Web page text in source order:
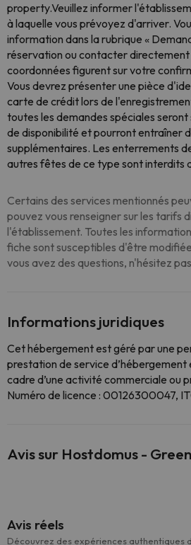
property.Veuillez informer
à laquelle vous prévoyez d'arriver.
information dans la rubrique «
réservation ou contacter directement
coordonnées figurent sur votre
Vous devrez présenter une pièce
carte de crédit lors de
toutes les demandes spéciales
de disponibilité et pourront entraîner
supplémentaires. Les enterrements
autres fêtes de ce type sont interdits
Certains des services mentionnés
pouvez vous renseigner sur les tarifs
l'établissement. Toutes les
fiche sont susceptibles d'être
vous avez des questions, n'hésitez
Informations juridiques
Cet hébergement est géré par une
prestation de service d’hébergement
cadre d’une activité commerciale ou
Numéro de licence : 00126300047,
Avis sur Hostdomus -
Avis réels
Découvrez des expériences authentiques